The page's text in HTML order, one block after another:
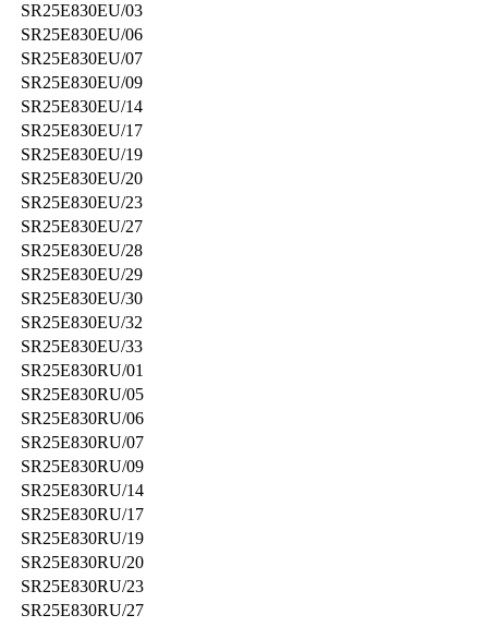
SR25E830EU/03
SR25E830EU/06
SR25E830EU/07
SR25E830EU/09
SR25E830EU/14
SR25E830EU/17
SR25E830EU/19
SR25E830EU/20
SR25E830EU/23
SR25E830EU/27
SR25E830EU/28
SR25E830EU/29
SR25E830EU/30
SR25E830EU/32
SR25E830EU/33
SR25E830RU/01
SR25E830RU/05
SR25E830RU/06
SR25E830RU/07
SR25E830RU/09
SR25E830RU/14
SR25E830RU/17
SR25E830RU/19
SR25E830RU/20
SR25E830RU/23
SR25E830RU/27